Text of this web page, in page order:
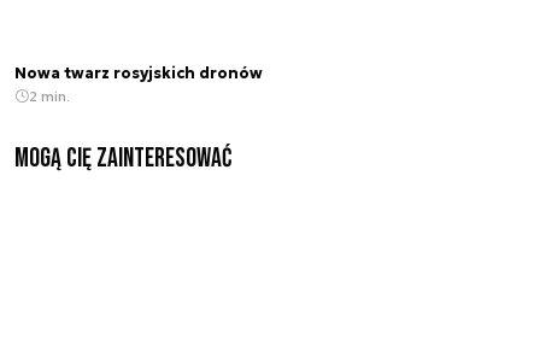
Nowa twarz rosyjskich dronów
2 min.
Mogą Cię zainteresować